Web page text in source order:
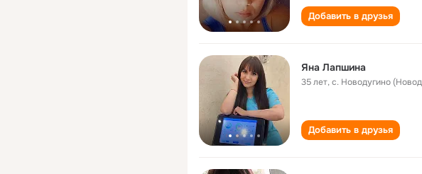
Добавить в друзья
Яна Лапшина
35 лет,с. Новодугино
Добавить в друзья